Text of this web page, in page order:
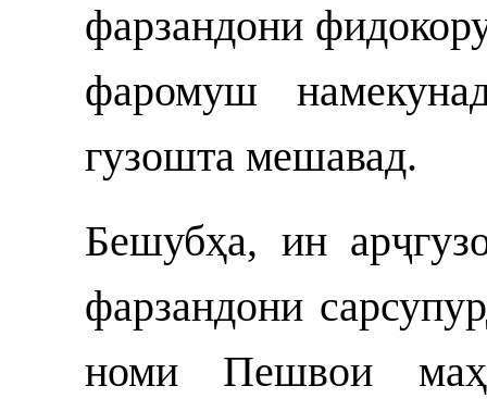
фарзандони
фаромуш
гузошта мешавад.
Бешубҳа, ин
фарзандони
номи Пешвои